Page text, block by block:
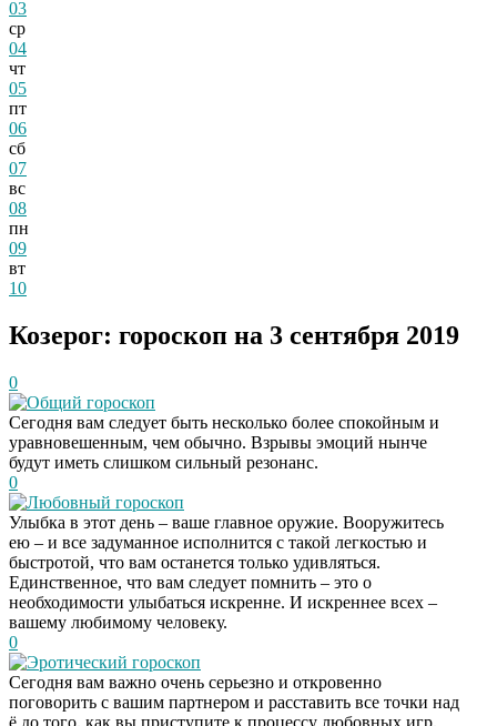
03
ср
04
чт
05
пт
06
сб
07
вс
08
пн
09
вт
10
Козерог: гороскоп на 3 сентября 2019
0
Общий гороскоп
Сегодня вам следует быть несколько более спокойным и
уравновешенным, чем обычно. Взрывы эмоций нынче
будут иметь слишком сильный резонанс.
0
Любовный гороскоп
Улыбка в этот день – ваше главное оружие. Вооружитесь
ею – и все задуманное исполнится с такой легкостью и
быстротой, что вам останется только удивляться.
Единственное, что вам следует помнить – это о
необходимости улыбаться искренне. И искреннее всех –
вашему любимому человеку.
0
Эротический гороскоп
Сегодня вам важно очень серьезно и откровенно
поговорить с вашим партнером и расставить все точки над
ё до того, как вы приступите к процессу любовных игр.